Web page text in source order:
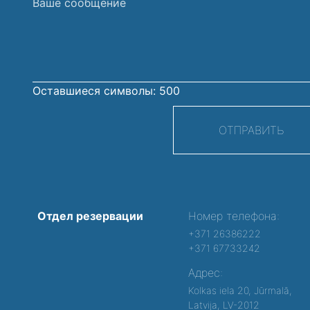
Оставшиеся символы: 500
ОТПРАВИТЬ
Отдел резервации Номер телефона:
+371 26386222
+371 67733242
Адрес:
Kolkas iela 20, Jūrmalā,
Latvija, LV-2012